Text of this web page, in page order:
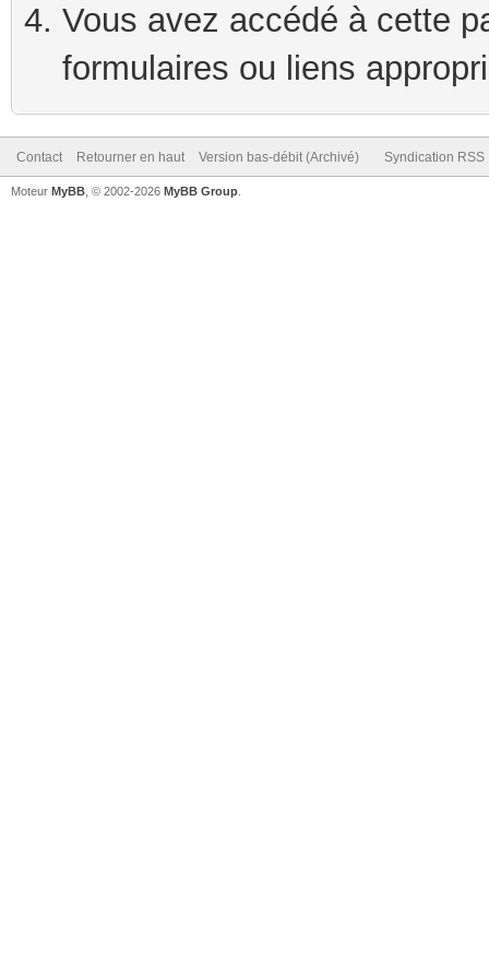
Vous avez accédé à cette
formulaires ou liens
Contact Retourner en haut Version bas-débit (Archivé) Syndication RSS
Moteur MyBB , © 2002-2026 MyBB Group